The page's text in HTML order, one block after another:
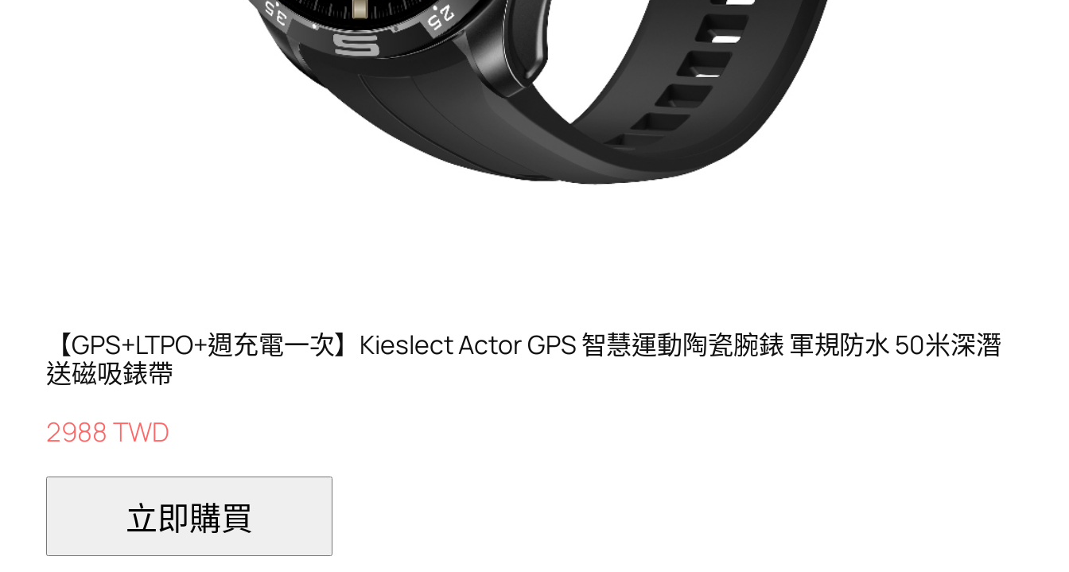
【GPS+LTPO+週充電一次】Kieslect Actor GPS 智慧運動陶瓷腕錶 軍規防水 50米深潛
送磁吸錶帶
2988 TWD